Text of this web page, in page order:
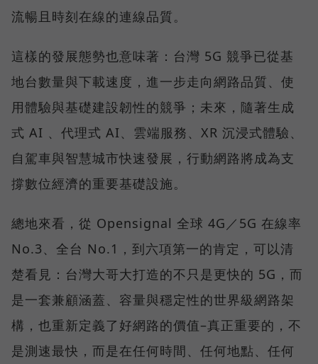
流暢且時刻在線的連線品質。
這樣的發展態勢也意味著：台灣 5G 競爭已從基
地台數量與下載速度，進一步走向網路品質、使
用體驗與基礎建設韌性的競爭；未來，隨著生成
式 AI 、代理式 AI、雲端服務、XR 沉浸式體驗、
自駕車與智慧城市快速發展，行動網路將成為支
撐數位經濟的重要基礎設施。
總地來看，從 Opensignal 全球 4G／5G 在線率
No.3、全台 No.1，到六項第一的肯定，可以清
楚看見：台灣大哥大打造的不只是更快的 5G，而
是一套兼顧涵蓋、容量與穩定性的世界級網路架
構，也重新定義了好網路的價值–真正重要的，不
是測速最快，而是在任何時間、任何地點、任何